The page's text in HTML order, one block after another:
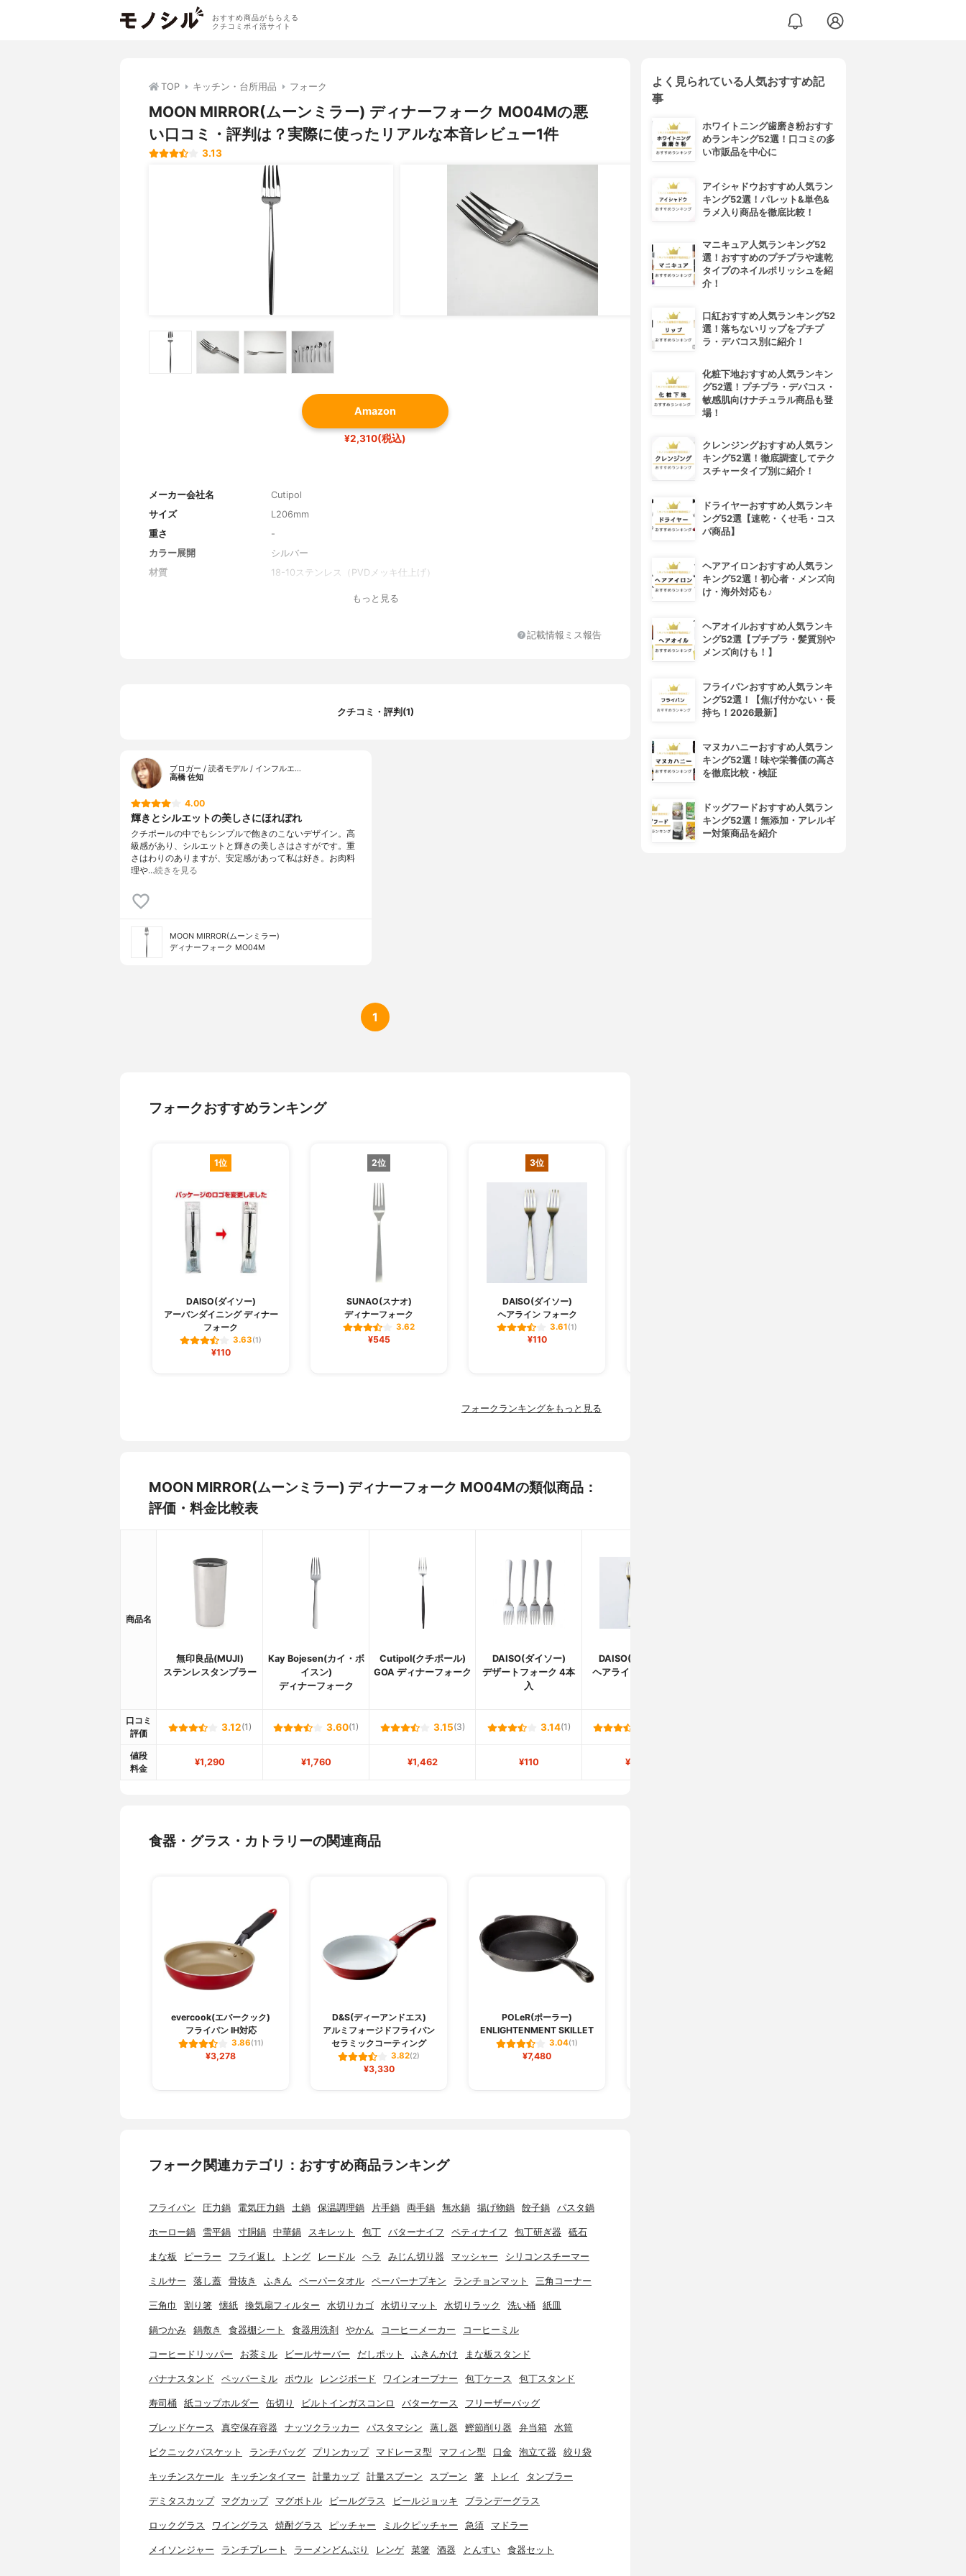
おすすめ商品がもらえる
クチコミポイ活サイト
TOP キッチン・台所用品 フォーク
MOON MIRROR(ムーンミラー) ディナーフォーク MO04Mの悪
い口コミ・評判は？実際に使ったリアルな本音レビュー1件
3.13
Amazon
¥2,310(税込)
メーカー会社名
Cutipol
サイズ
L206mm
重さ
-
カラー展開
シルバー
材質
18-10ステンレス（PVDメッキ仕上げ）
もっと見る
記載情報ミス報告
クチコミ・評判(1)
ブロガー / 読者モデル / インフルエ…
高橋 佐知
4.00
輝きとシルエットの美しさにほれぼれ
クチポールの中でもシンプルで飽きのこないデザイン。高
級感があり、シルエットと輝きの美しさはさすがです。重
さはわりのありますが、安定感があって私は好き。お肉料
理や…続きを見る
MOON MIRROR(ムーンミラー)
ディナーフォーク MO04M
1
フォークおすすめランキング
1位
DAISO(ダイソー)
アーバンダイニング ディナー
フォーク
3.63(1)
¥110
2位
SUNAO(スナオ)
ディナーフォーク
3.62
¥545
3位
DAISO(ダイソー)
ヘアライン フォーク
3.61(1)
¥110
フォークランキングをもっと見る
MOON MIRROR(ムーンミラー) ディナーフォーク MO04Mの類似商品：
評価・料金比較表
商品名
無印良品(MUJI)
ステンレスタンブラー
Kay Bojesen(カイ・ボ
イスン)
ディナーフォーク
Cutipol(クチポール)
GOA ディナーフォーク
DAISO(ダイソー)
デザートフォーク 4本
入
DAISO(ダイソー)
ヘアライン フォーク
口コミ
評価
3.12(1) 3.60(1) 3.15(3) 3.14(1)
値段
料金
¥1,290 ¥1,760 ¥1,462 ¥110 ¥110
食器・グラス・カトラリーの関連商品
evercook(エバークック)
フライパン IH対応
3.86(11)
¥3,278
D&S(ディーアンドエス)
アルミフォージドフライパン
セラミックコーティング
3.82(2)
¥3,330
POLeR(ポーラー)
ENLIGHTENMENT SKILLET
3.04(1)
¥7,480
フォーク関連カテゴリ：おすすめ商品ランキング
フライパン 圧力鍋 電気圧力鍋 土鍋 保温調理鍋 片手鍋 両手鍋 無水鍋 揚げ物鍋 餃子鍋 パスタ鍋
ホーロー鍋 雪平鍋 寸胴鍋 中華鍋 スキレット 包丁 バターナイフ ペティナイフ 包丁研ぎ器 砥石
まな板 ピーラー フライ返し トング レードル ヘラ みじん切り器 マッシャー シリコンスチーマー
ミルサー 落し蓋 骨抜き ふきん ペーパータオル ペーパーナプキン ランチョンマット 三角コーナー
三角巾 割り箸 懐紙 換気扇フィルター 水切りカゴ 水切りマット 水切りラック 洗い桶 紙皿
鍋つかみ 鍋敷き 食器棚シート 食器用洗剤 やかん コーヒーメーカー コーヒーミル
コーヒードリッパー お茶ミル ビールサーバー だしポット ふきんかけ まな板スタンド
バナナスタンド ペッパーミル ボウル レンジボード ワインオープナー 包丁ケース 包丁スタンド
寿司桶 紙コップホルダー 缶切り ビルトインガスコンロ バターケース フリーザーバッグ
ブレッドケース 真空保存容器 ナッツクラッカー パスタマシン 蒸し器 鰹節削り器 弁当箱 水筒
ピクニックバスケット ランチバッグ プリンカップ マドレーヌ型 マフィン型 口金 泡立て器 絞り袋
キッチンスケール キッチンタイマー 計量カップ 計量スプーン スプーン 箸 トレイ タンブラー
デミタスカップ マグカップ マグボトル ビールグラス ビールジョッキ ブランデーグラス
ロックグラス ワイングラス 焼酎グラス ピッチャー ミルクピッチャー 急須 マドラー
メイソンジャー ランチプレート ラーメンどんぶり レンゲ 菜箸 酒器 とんすい 食器セット
よく見られている人気おすすめ記
事
ホワイトニング歯磨き粉おすす
めランキング52選！口コミの多
い市販品を中心に
アイシャドウおすすめ人気ラン
キング52選！パレット&単色&
ラメ入り商品を徹底比較！
マニキュア人気ランキング52
選！おすすめのプチプラや速乾
タイプのネイルポリッシュを紹
介！
口紅おすすめ人気ランキング52
選！落ちないリップをプチプ
ラ・デパコス別に紹介！
化粧下地おすすめ人気ランキン
グ52選！プチプラ・デパコス・
敏感肌向けナチュラル商品も登
場！
クレンジングおすすめ人気ラン
キング52選！徹底調査してテク
スチャータイプ別に紹介！
ドライヤーおすすめ人気ランキ
ング52選【速乾・くせ毛・コス
パ商品】
ヘアアイロンおすすめ人気ラン
キング52選！初心者・メンズ向
け・海外対応も♪
ヘアオイルおすすめ人気ランキ
ング52選【プチプラ・髪質別や
メンズ向けも！】
フライパンおすすめ人気ランキ
ング52選！【焦げ付かない・長
持ち！2026最新】
マヌカハニーおすすめ人気ラン
キング52選！味や栄養価の高さ
を徹底比較・検証
ドッグフードおすすめ人気ラン
キング52選！無添加・アレルギ
ー対策商品を紹介